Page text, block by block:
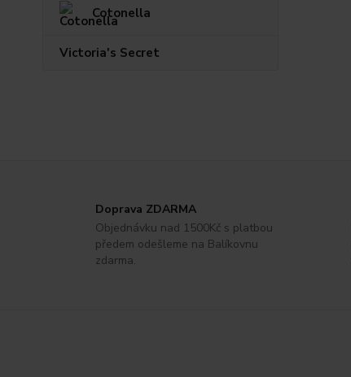
Cotonella
Victoria's Secret
Doprava ZDARMA
Objednávku nad 1500Kč s platbou
předem odešleme na Balíkovnu
zdarma.